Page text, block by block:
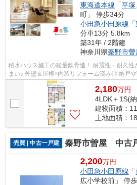
東海道本線 「平塚
町」 停歩34分
小田急小田原線 「
分車13分 5.8km
築31年 / 2階建
神奈川県秦野市曽
積水ハウス施工の軽量鉄骨造！ 耐震性・耐久
まい♪ 外壁＆屋根×内装リフォーム済み◎ 納戸や
ースすっきり☆ 安心の既存住宅瑕疵保...
2,180万円
4LDK＋1S(
建物面積：
土地面積：
売買 | 中古一戸建 秦野市曽屋 中古
2,200万円
小田急小田原線 「
広小学校前」 停